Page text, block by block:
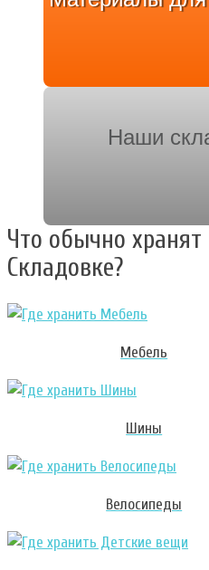
Наши
Что обычно хранят
Складовке?
Мебель
Шины
Велосипеды